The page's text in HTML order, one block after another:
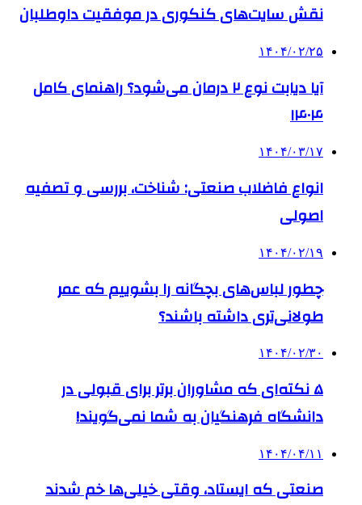
نقش سایت‌های کنکوری در موفقیت داوطلبان
۱۴۰۴/۰۲/۲۵
آیا دیابت نوع ۲ درمان می‌شود؟ راهنمای کامل
۱۴۰۴
۱۴۰۴/۰۳/۱۷
انواع فاضلاب صنعتی: شناخت، بررسی و تصفیه
اصولی
۱۴۰۴/۰۲/۱۹
چطور لباس‌های بچگانه را بشوییم که عمر
طولانی‌تری داشته باشند؟
۱۴۰۴/۰۲/۳۰
۵ نکته‌ای که مشاوران برتر برای قبولی در
دانشگاه فرهنگیان به شما نمی‌گویند!
۱۴۰۴/۰۴/۱۱
صنعتی که ایستاد، وقتی خیلی‌ها خم شدند